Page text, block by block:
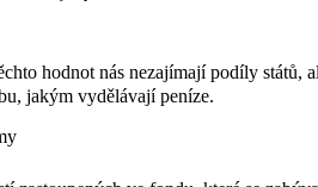
hodnot nás nezajímají podíly států,
jakým vydělávají peníze.